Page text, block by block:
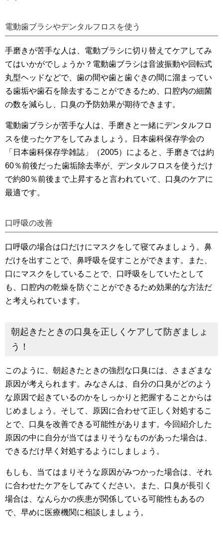
電動歯ブラシやデンタルフロスを使う
手磨きが苦手な人は、電動ブラシに切り替えてケアしてみ
てはいかがでしょうか？電動歯ブラシは音波振動や回転式
丸型ヘッドなどで、歯の間や歯と歯ぐきの間に溜まってい
る歯垢や歯石を除去することができるため、口腔内の細菌
の数を減らし、口臭の予防効果が期待できます。
電動歯ブラシが苦手な人は、手磨きと一緒にデンタルフロ
スを使ったケアをしてみましょう。日本歯科保存学会の
「日本歯科保存学雑誌」（2005）によると、手磨きでは約
60％前後だった歯垢除去率が、デンタルフロスを使うだけ
で約80％前後まで上昇すると言われていて、口臭のケアに
最適です。
口呼吸の改善
口呼吸の場合は口だけにマスクをして寝てみましょう。鼻
だけを出すことで、鼻呼吸を促すことができます。また、
口にマスクをしていることで、口呼吸をしていたとして
も、口腔内の乾燥を防ぐことができるため効果的な方法だ
と考えられています。
朝起きたときの口臭を正しくケアして防ぎましょ
う！
このように、朝起きたときの強烈な口臭には、さまざまな
原因が考えられます。みなさんは、自分の口臭がどのよう
な原因で起きているのかをしっかりと把握することからは
じめましょう。そして、原因に合わせて正しく対処するこ
とで、口臭を改善できる可能性があります。今回紹介した
原因の中に自分が当てはまりそうなものがあった場合は、
できるだけ早く対処するようにしましょう。
もしも、当てはまりそうな原因がみつかった場合は、それ
に合わせたケアをしてみてください。また、口臭が長引く
場合は、なんらかの疾患が関係している可能性もあるの
で、早めに医療機関に相談しましょう。